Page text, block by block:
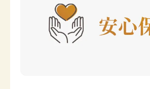
帯揚げ 伊達襟
コーリンベルト 襟芯